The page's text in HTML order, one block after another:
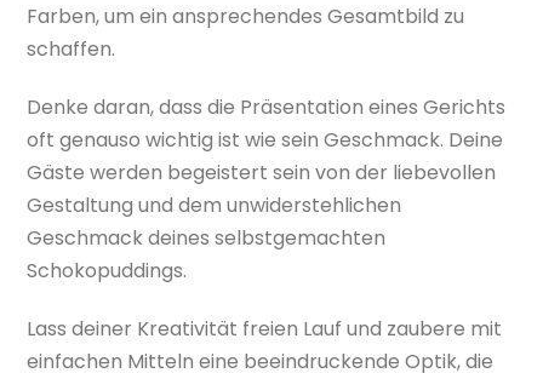
Farben, um ein ansprechendes Gesamtbild zu
schaffen.
Denke daran, dass die Präsentation eines Gerichts
oft genauso wichtig ist wie sein Geschmack. Deine
Gäste werden begeistert sein von der liebevollen
Gestaltung und dem unwiderstehlichen
Geschmack deines selbstgemachten
Schokopuddings.
Lass deiner Kreativität freien Lauf und zaubere mit
einfachen Mitteln eine beeindruckende Optik, die